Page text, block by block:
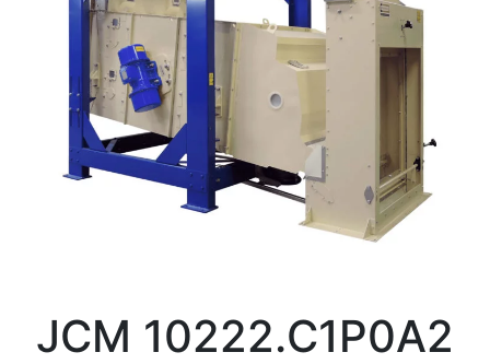
JCM 10222.C1P0A2